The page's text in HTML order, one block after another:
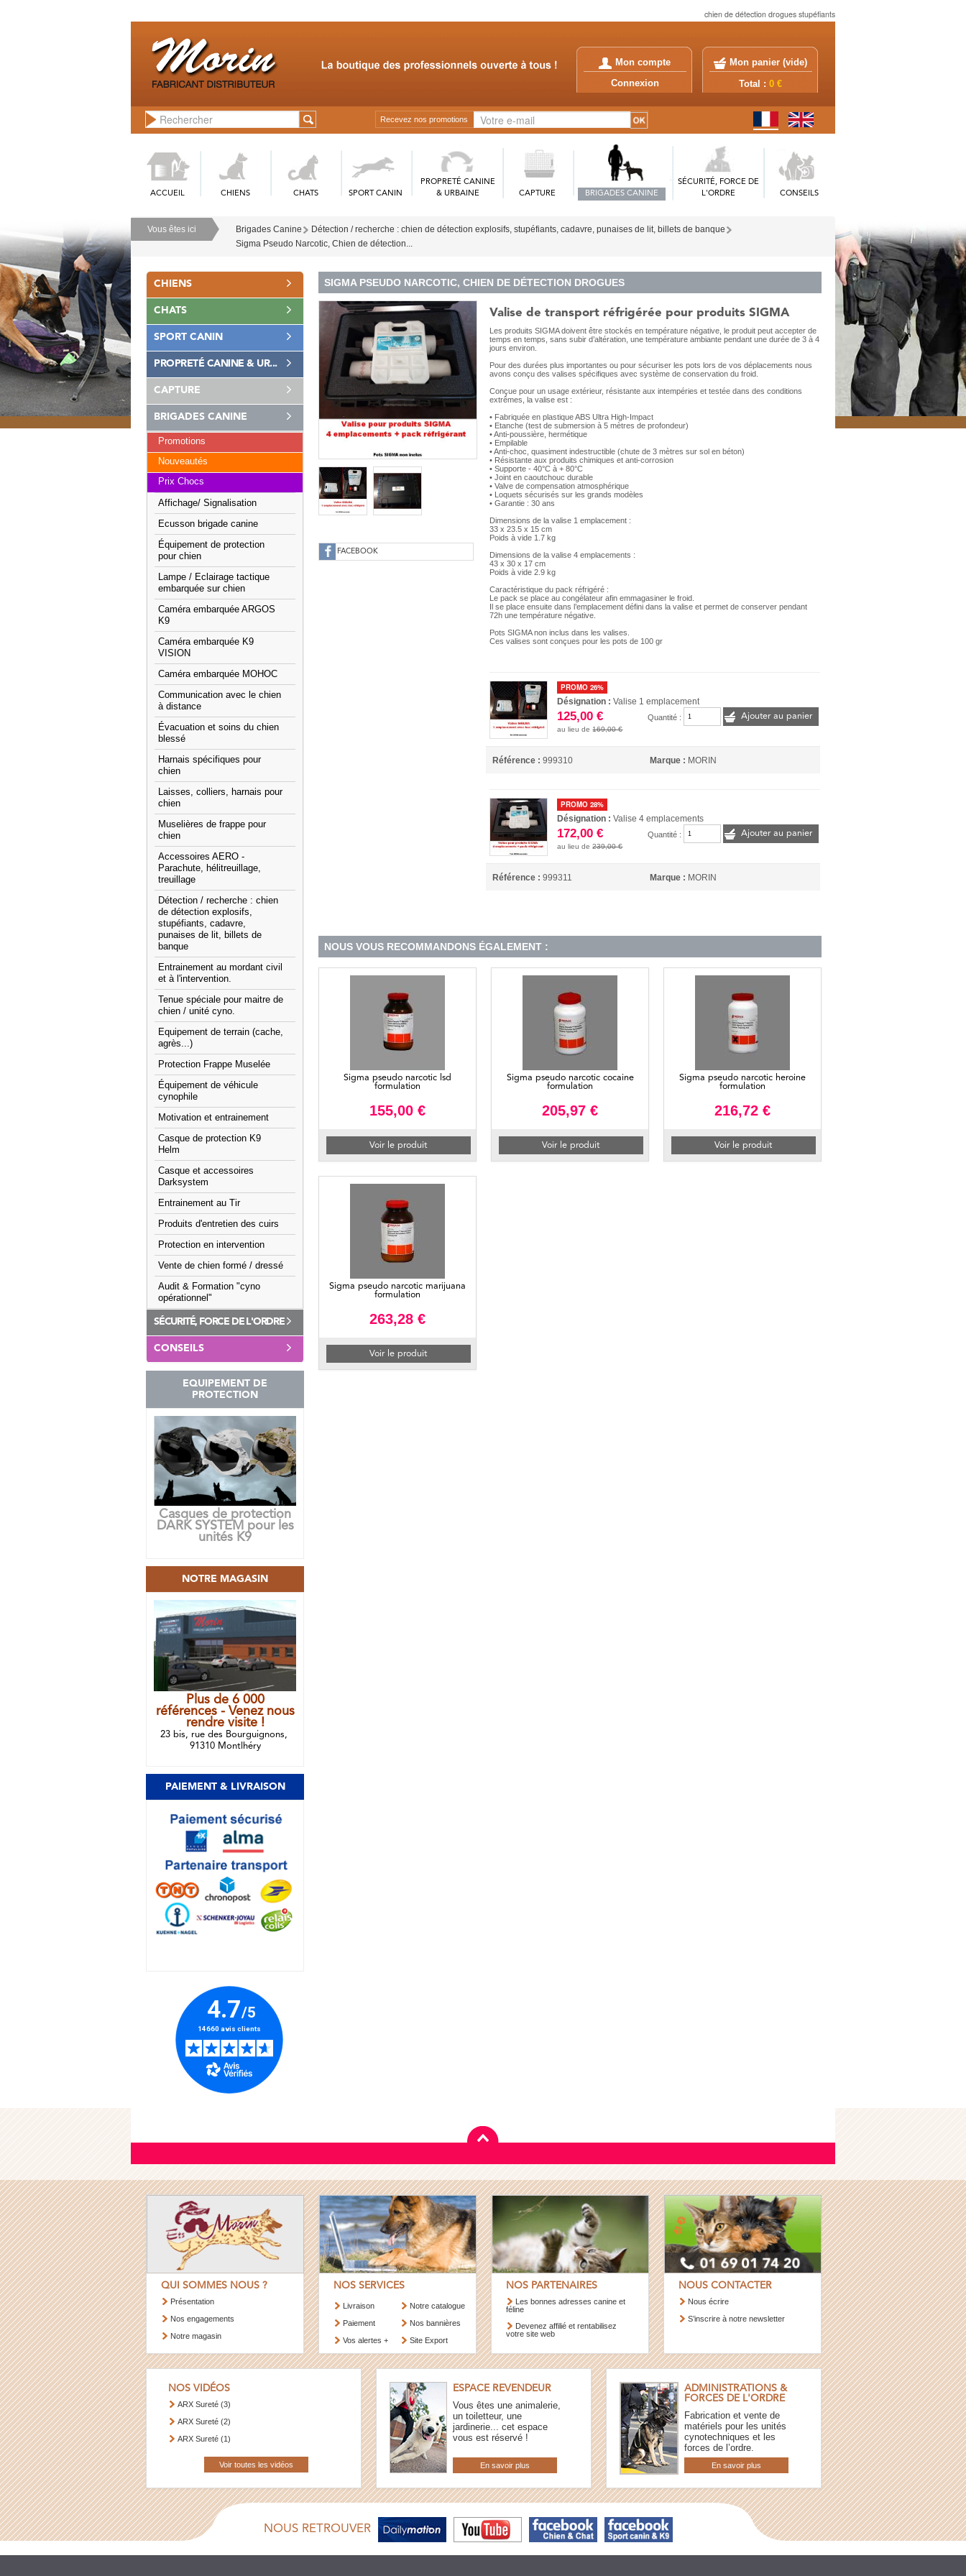
chien de détection drogues stupéfiants
Mon compte
Connexion
Mon panier (vide)
Total : 0 €
Recevez nos promotions
ACCUEIL CHIENS CHATS SPORT CANIN
PROPRETÉ CANINE
& URBAINE
CAPTURE BRIGADES CANINE
SÉCURITÉ, FORCE DE
L'ORDRE
CONSEILS
Vous êtes ici Brigades Canine
Détection / recherche : chien de détection explosifs, stupéfiants, cadavre, punaises de lit, billets de banque
Sigma Pseudo Narcotic, Chien de détection...
CHIENS
CHATS
SPORT CANIN
PROPRETÉ CANINE & UR...
CAPTURE
BRIGADES CANINE
Promotions
Nouveautés
Prix Chocs
Affichage/ Signalisation
Ecusson brigade canine
Équipement de protection
pour chien
Lampe / Eclairage tactique
embarquée sur chien
Caméra embarquée ARGOS
K9
Caméra embarquée K9
VISION
Caméra embarquée MOHOC
Communication avec le chien
à distance
Évacuation et soins du chien
blessé
Harnais spécifiques pour
chien
Laisses, colliers, harnais pour
chien
Muselières de frappe pour
chien
Accessoires AERO -
Parachute, hélitreuillage,
treuillage
Détection / recherche : chien
de détection explosifs,
stupéfiants, cadavre,
punaises de lit, billets de
banque
Entrainement au mordant civil
et à l'intervention.
Tenue spéciale pour maitre de
chien / unité cyno.
Equipement de terrain (cache,
agrès...)
Protection Frappe Muselée
Équipement de véhicule
cynophile
Motivation et entrainement
Casque de protection K9
Helm
Casque et accessoires
Darksystem
Entrainement au Tir
Produits d'entretien des cuirs
Protection en intervention
Vente de chien formé / dressé
Audit & Formation "cyno
opérationnel"
SÉCURITÉ, FORCE DE L'ORDRE
CONSEILS
EQUIPEMENT DE
PROTECTION
Casques de protection
DARK SYSTEM pour les
unités K9
NOTRE MAGASIN
Plus de 6 000
références - Venez nous
rendre visite !
23 bis, rue des Bourguignons,
91310 Montlhéry
PAIEMENT & LIVRAISON
SIGMA PSEUDO NARCOTIC, CHIEN DE DÉTECTION DROGUES
FACEBOOK
Valise de transport réfrigérée pour produits SIGMA
Les produits SIGMA doivent être stockés en température négative, le produit peut accepter de
temps en temps, sans subir d’altération, une température ambiante pendant une durée de 3 à 4
jours environ.
Pour des durées plus importantes ou pour sécuriser les pots lors de vos déplacements nous
avons conçu des valises spécifiques avec système de conservation du froid.
Conçue pour un usage extérieur, résistante aux intempéries et testée dans des conditions
extrêmes, la valise est :
• Fabriquée en plastique ABS Ultra High-Impact
• Etanche (test de submersion à 5 mètres de profondeur)
• Anti-poussière, hermétique
• Empilable
• Anti-choc, quasiment indestructible (chute de 3 mètres sur sol en béton)
• Résistante aux produits chimiques et anti-corrosion
• Supporte - 40°C à + 80°C
• Joint en caoutchouc durable
• Valve de compensation atmosphérique
• Loquets sécurisés sur les grands modèles
• Garantie : 30 ans
Dimensions de la valise 1 emplacement :
33 x 23.5 x 15 cm
Poids à vide 1.7 kg
Dimensions de la valise 4 emplacements :
43 x 30 x 17 cm
Poids à vide 2.9 kg
Caractéristique du pack réfrigéré :
Le pack se place au congélateur afin emmagasiner le froid.
Il se place ensuite dans l’emplacement défini dans la valise et permet de conserver pendant
72h une température négative.
Pots SIGMA non inclus dans les valises.
Ces valises sont conçues pour les pots de 100 gr
PROMO 26%
Désignation :Valise 1 emplacement
125,00 €
au lieu de169,00 €
Quantité : Ajouter au panier
Référence : 999310 Marque : MORIN
PROMO 28%
Désignation :Valise 4 emplacements
172,00 €
au lieu de239,00 €
Quantité : Ajouter au panier
Référence : 999311 Marque : MORIN
NOUS VOUS RECOMMANDONS ÉGALEMENT :
Sigma pseudo narcotic lsd
formulation
155,00 €
Voir le produit
Sigma pseudo narcotic cocaine
formulation
205,97 €
Voir le produit
Sigma pseudo narcotic heroine
formulation
216,72 €
Voir le produit
Sigma pseudo narcotic marijuana
formulation
263,28 €
Voir le produit
QUI SOMMES NOUS ?
Présentation
Nos engagements
Notre magasin
NOS SERVICES
Livraison
Paiement
Vos alertes +
Notre catalogue
Nos bannières
Site Export
NOS PARTENAIRES
Les bonnes adresses canine et
féline
Devenez affilié et rentabilisez
votre site web
NOUS CONTACTER
Nous écrire
S’inscrire à notre newsletter
NOS VIDÉOS
ARX Sureté (3)
ARX Sureté (2)
ARX Sureté (1)
Voir toutes les vidéos
ESPACE REVENDEUR
Vous êtes une animalerie,
un toiletteur, une
jardinerie... cet espace
vous est réservé !
En savoir plus
ADMINISTRATIONS &
FORCES DE L'ORDRE
Fabrication et vente de
matériels pour les unités
cynotechniques et les
forces de l’ordre.
En savoir plus
NOUS RETROUVER